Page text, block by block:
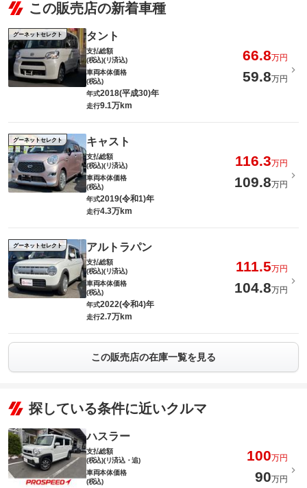
この販売店の新着車種
グーネットセレクト タント
支払総額
(税込)(リ済込)
66.8万円
車両本体価格
(税込)
59.8万円
年式2018(平成30)年
走行9.1万km
グーネットセレクト キャスト
支払総額
(税込)(リ済込)
116.3万円
車両本体価格
(税込)
109.8万円
年式2019(令和1)年
走行4.3万km
グーネットセレクト アルトラパン
支払総額
(税込)(リ済込)
111.5万円
車両本体価格
(税込)
104.8万円
年式2022(令和4)年
走行2.7万km
この販売店の在庫一覧を見る
探している条件に近いクルマ
ハスラー
支払総額
(税込)(リ済込・追)
100万円
車両本体価格
(税込)
90万円